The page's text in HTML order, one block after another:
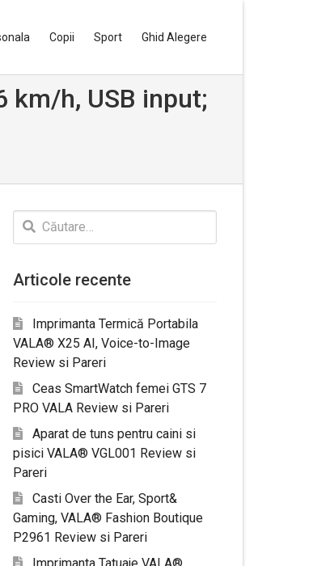
Copii Sport Ghid Alegere
km/h, USB input;
Caută
după:
Articole recente
Imprimanta Termică Portabila
VALA® X25 AI, Voice-to-Image
Review si Pareri
Ceas SmartWatch femei GTS 7
PRO VALA Review si Pareri
Aparat de tuns pentru caini si
pisici VALA® VGL001 Review si
Pareri
Casti Over the Ear, Sport&
Gaming, VALA® Fashion Boutique
P2961 Review si Pareri